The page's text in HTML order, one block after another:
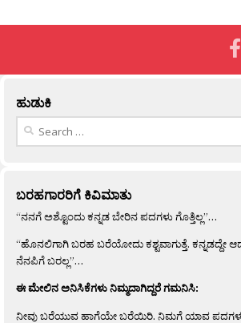
ಹುಡುಕಿ
Search
ಬರಹಗಾರರಿಗೆ ಕಿವಿಮಾತು
“ನನಗೆ ಅಶ್ಟೊಂದು ಕನ್ನಡ ಬೇರಿನ ಪದಗಳು ಗೊತ್ತಿಲ್ಲ”…
“ಹೊನಲಿಗಾಗಿ ಬರಹ ಬರೆಯೋದು ಕಶ್ಟವಾಗುತ್ತೆ. ಕನ್ನಡದ್ದೇ
ನೆನಪಿಗೆ ಬರಲ್ಲ”…
ಈ ಮೇಲಿನ ಅನಿಸಿಕೆಗಳು ನಿಮ್ಮದಾಗಿದ್ದರೆ ಗಮನಿಸಿ:
ನೀವು ಬರೆಯುವ ಹಾಗೆಯೇ ಬರೆಯಿರಿ. ನಿಮಗೆ ಯಾವ